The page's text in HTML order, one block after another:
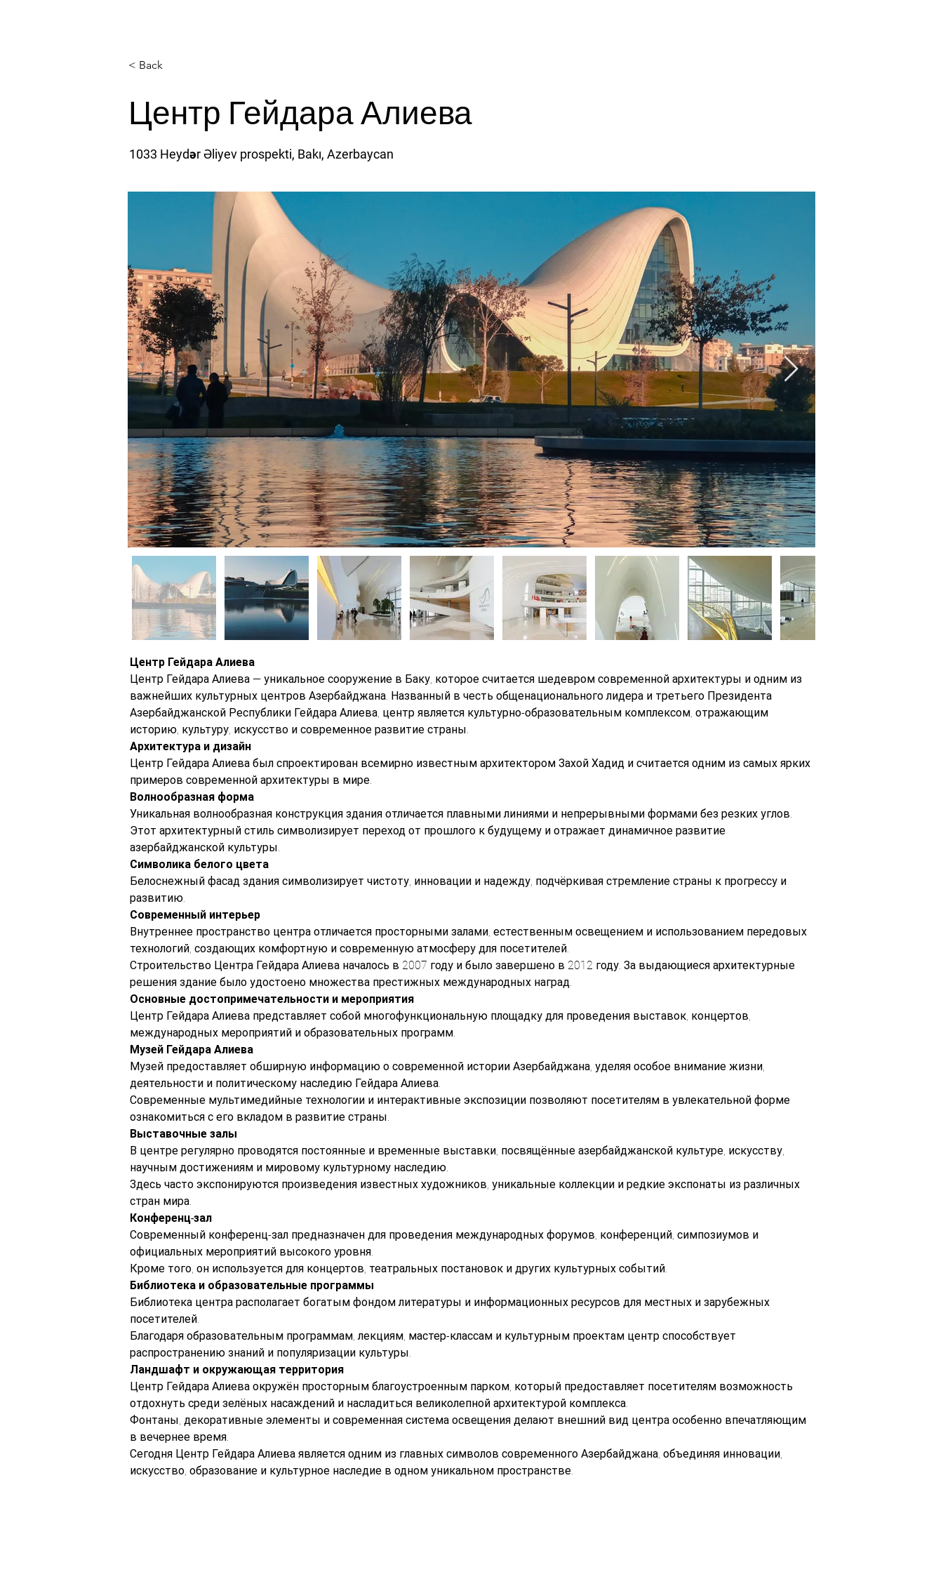
< Back
Центр Гейдара Алиева
1033 Heydər Əliyev prospekti, Bakı, Azerbaycan
Центр Гейдара Алиева
Центр Гейдара Алиева — уникальное сооружение в Баку, которое считается шедевром современной архитектуры и одним из
важнейших культурных центров Азербайджана. Названный в честь общенационального лидера и третьего Президента
Азербайджанской Республики Гейдара Алиева, центр является культурно-образовательным комплексом, отражающим
историю, культуру, искусство и современное развитие страны.
Архитектура и дизайн
Центр Гейдара Алиева был спроектирован всемирно известным архитектором Захой Хадид и считается одним из самых ярких
примеров современной архитектуры в мире.
Волнообразная форма
Уникальная волнообразная конструкция здания отличается плавными линиями и непрерывными формами без резких углов.
Этот архитектурный стиль символизирует переход от прошлого к будущему и отражает динамичное развитие
азербайджанской культуры.
Символика белого цвета
Белоснежный фасад здания символизирует чистоту, инновации и надежду, подчёркивая стремление страны к прогрессу и
развитию.
Современный интерьер
Внутреннее пространство центра отличается просторными залами, естественным освещением и использованием передовых
технологий, создающих комфортную и современную атмосферу для посетителей.
Строительство Центра Гейдара Алиева началось в 2007 году и было завершено в 2012 году. За выдающиеся архитектурные
решения здание было удостоено множества престижных международных наград.
Основные достопримечательности и мероприятия
Центр Гейдара Алиева представляет собой многофункциональную площадку для проведения выставок, концертов,
международных мероприятий и образовательных программ.
Музей Гейдара Алиева
Музей предоставляет обширную информацию о современной истории Азербайджана, уделяя особое внимание жизни,
деятельности и политическому наследию Гейдара Алиева.
Современные мультимедийные технологии и интерактивные экспозиции позволяют посетителям в увлекательной форме
ознакомиться с его вкладом в развитие страны.
Выставочные залы
В центре регулярно проводятся постоянные и временные выставки, посвящённые азербайджанской культуре, искусству,
научным достижениям и мировому культурному наследию.
Здесь часто экспонируются произведения известных художников, уникальные коллекции и редкие экспонаты из различных
стран мира.
Конференц-зал
Современный конференц-зал предназначен для проведения международных форумов, конференций, симпозиумов и
официальных мероприятий высокого уровня.
Кроме того, он используется для концертов, театральных постановок и других культурных событий.
Библиотека и образовательные программы
Библиотека центра располагает богатым фондом литературы и информационных ресурсов для местных и зарубежных
посетителей.
Благодаря образовательным программам, лекциям, мастер-классам и культурным проектам центр способствует
распространению знаний и популяризации культуры.
Ландшафт и окружающая территория
Центр Гейдара Алиева окружён просторным благоустроенным парком, который предоставляет посетителям возможность
отдохнуть среди зелёных насаждений и насладиться великолепной архитектурой комплекса.
Фонтаны, декоративные элементы и современная система освещения делают внешний вид центра особенно впечатляющим
в вечернее время.
Сегодня Центр Гейдара Алиева является одним из главных символов современного Азербайджана, объединяя инновации,
искусство, образование и культурное наследие в одном уникальном пространстве.